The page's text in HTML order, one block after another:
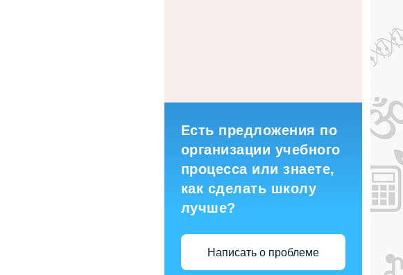
Есть предложения по
организации учебного
процесса или знаете,
как сделать школу
лучше?
Написать о проблеме